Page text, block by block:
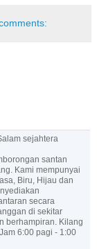
sejahtera
santan
Kami mempunyai
Biru, Hijau dan
secara
di sekitar
berhampiran. Kilang
6:00 pagi - 1:00